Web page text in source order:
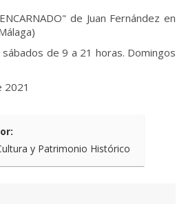
de Juan Fernández en
de 9 a 21 horas. Domingos
2021
y Patrimonio Histórico